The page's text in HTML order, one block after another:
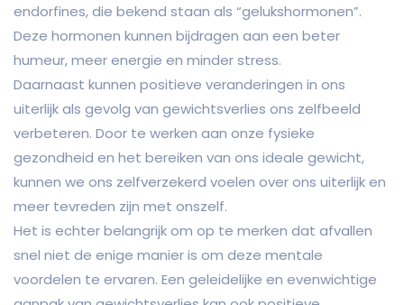
endorfines, die bekend staan als “gelukshormonen”.
Deze hormonen kunnen bijdragen aan een beter
humeur, meer energie en minder stress.
Daarnaast kunnen positieve veranderingen in ons
uiterlijk als gevolg van gewichtsverlies ons zelfbeeld
verbeteren. Door te werken aan onze fysieke
gezondheid en het bereiken van ons ideale gewicht,
kunnen we ons zelfverzekerd voelen over ons uiterlijk en
meer tevreden zijn met onszelf.
Het is echter belangrijk om op te merken dat afvallen
snel niet de enige manier is om deze mentale
voordelen te ervaren. Een geleidelijke en evenwichtige